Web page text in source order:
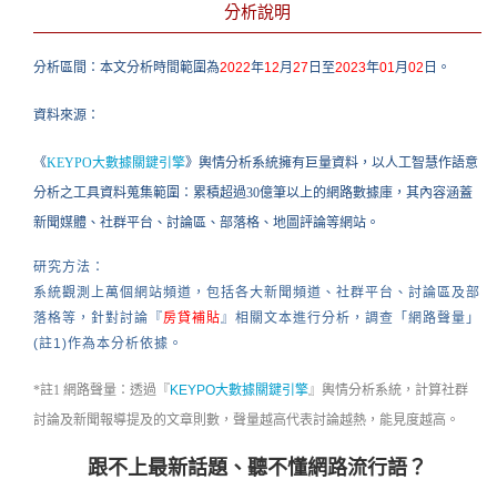
分析說明
分析區間：本文分析時間範圍為2022年12月27 日至2023年01月02 日。
資料來源：
《KEYPO大數據關鍵引擎》輿情分析系統擁有巨量資料，以人工智慧作語意
分析之工具資料蒐集範圍：累積超過30億筆以上的網路數據庫，其內容涵蓋
新聞媒體、社群平台、討論區、部落格、地圖評論等網站。
研究方法：
系統觀測上萬個網站頻道，包括各大新聞頻道、社群平台、討論區及部
落格等，針對討論『房貸補貼』相關文本進行分析，調查 「網路聲量」
(註1)作為本分析依據。
*註1 網路聲量：透過『KEYPO大數據關鍵引擎』輿情分析系統，計算社群
討論及新聞報導提及的文章則數，聲量越高代表討論越熱，能見度越高。
跟不上最新話題、聽不懂網路流行語？